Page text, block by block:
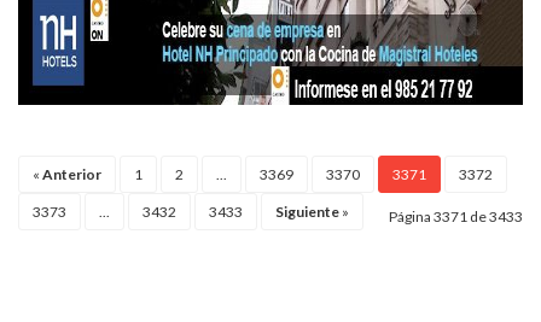
« Anterior 1 2 3369 3370 3371 3372
3373 3432 3433 Siguiente » Página 3371 de 3433